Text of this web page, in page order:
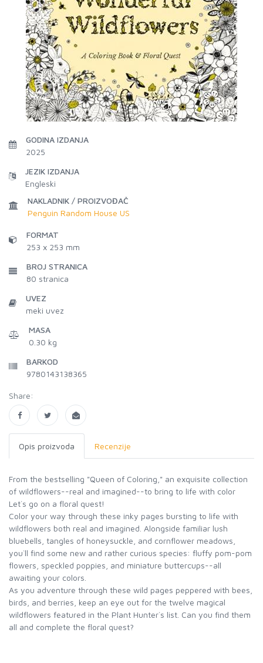
GODINA IZDANJA
2025
JEZIK IZDANJA
Engleski
NAKLADNIK / PROIZVOĐAČ
Penguin Random House US
FORMAT
253 x 253 mm
BROJ STRANICA
80 stranica
UVEZ
meki uvez
MASA
0.30 kg
BARKOD
9780143138365
Share:
Opis proizvoda Recenzije
From the bestselling "Queen of Coloring," an exquisite collection
of wildflowers--real and imagined--to bring to life with color
Let`s go on a floral quest!
Color your way through these inky pages bursting to life with
wildflowers both real and imagined. Alongside familiar lush
bluebells, tangles of honeysuckle, and cornflower meadows,
you`ll find some new and rather curious species: fluffy pom-pom
flowers, speckled poppies, and miniature buttercups--all
awaiting your colors.
As you adventure through these wild pages peppered with bees,
birds, and berries, keep an eye out for the twelve magical
wildflowers featured in the Plant Hunter`s list. Can you find them
all and complete the floral quest?